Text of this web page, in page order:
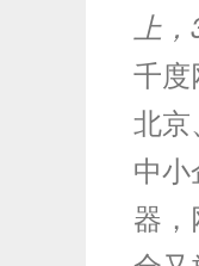
上，
千度
北
中
器